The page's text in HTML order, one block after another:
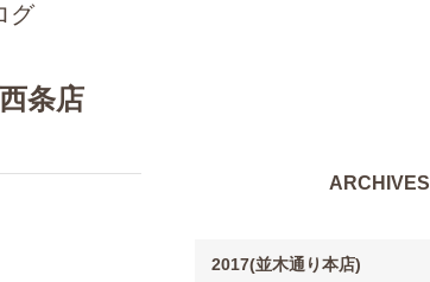
グ
条店
ARCHIVES
2017(並木通り本店)